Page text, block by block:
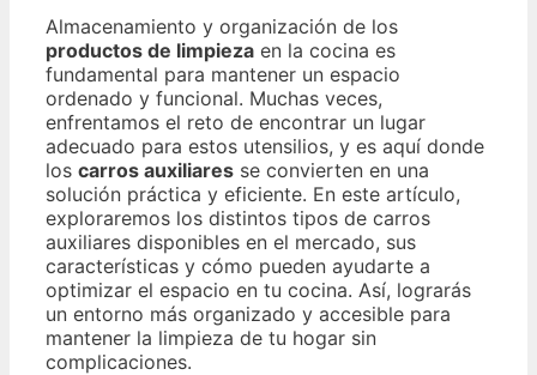
Almacenamiento y organización de los
productos de limpieza en la cocina es
fundamental para mantener un espacio
ordenado y funcional. Muchas veces,
enfrentamos el reto de encontrar un lugar
adecuado para estos utensilios, y es aquí donde
los carros auxiliares se convierten en una
solución práctica y eficiente. En este artículo,
exploraremos los distintos tipos de carros
auxiliares disponibles en el mercado, sus
características y cómo pueden ayudarte a
optimizar el espacio en tu cocina. Así, lograrás
un entorno más organizado y accesible para
mantener la limpieza de tu hogar sin
complicaciones.